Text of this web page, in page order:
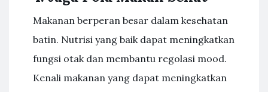
Makanan berperan besar dalam kesehatan
batin. Nutrisi yang baik dapat meningkatkan
fungsi otak dan membantu regolasi mood.
Kenali makanan yang dapat meningkatkan